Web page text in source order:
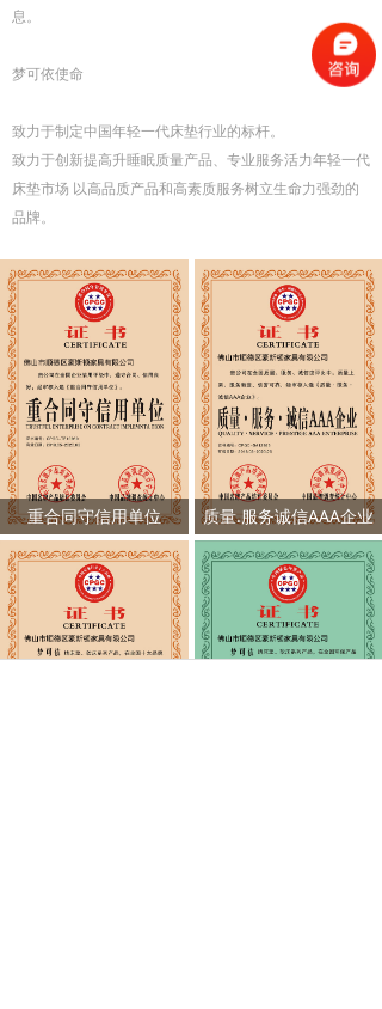
息。
梦可依使命
致力于制定中国年轻一代床垫行业的标杆。
致力于创新提高升睡眠质量产品、专业服务活力年轻一代
床垫市场 以高品质产品和高素质服务树立生命力强劲的
品牌。
重合同守信用单位 质量.服务诚信AAA企业